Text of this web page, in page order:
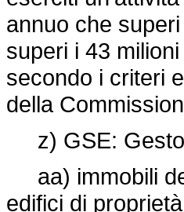
annuo che
superi i 43
secondo i criteri
della
z) GSE:
aa) immobili
edifici di